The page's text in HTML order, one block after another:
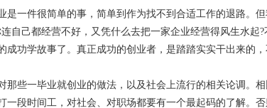
一件很简单的事，简单到作为找不到合适工作的退路。
自己都经营不好，又凭什么去把一家企业经营得风生水起?
功学故事了。真正成功的创业者，是踏踏实实干出来的，
些一毕业就创业的做法，以及社会上流行的相关论调。
段时间工，对社会、对职场都要有一个最起码的了解。